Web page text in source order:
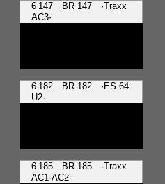
6 147 BR 147 ·Traxx
AC3·
6 182 BR 182 ·ES 64
U2·
6 185 BR 185 ·Traxx
AC1·AC2·